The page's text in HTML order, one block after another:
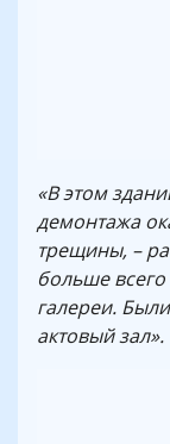
«В этом
демонтажа
трещины, –
больше всего
галереи.
актовый зал».